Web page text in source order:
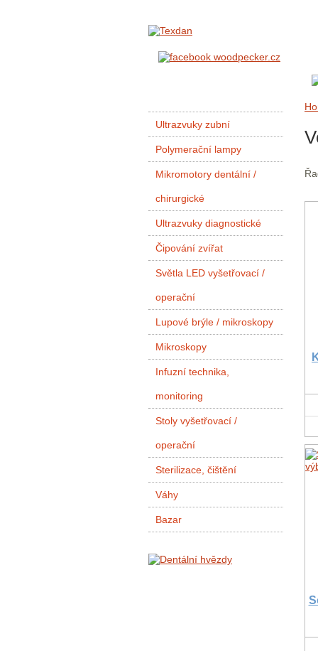
Ultrazvuky zubní
Polymerační lampy
Mikromotory dentální /
chirurgické
Ultrazvuky diagnostické
Čipování zvířat
Světla LED vyšetřovací /
operační
Lupové brýle / mikroskopy
Mikroskopy
Infuzní technika,
monitoring
Stoly vyšetřovací /
operační
Sterilizace, čištění
Váhy
Bazar